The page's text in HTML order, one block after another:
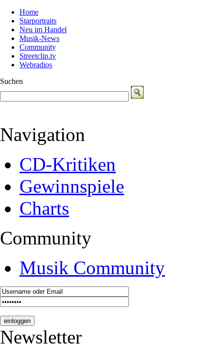
Home
Starportraits
Neu im Handel
Musik-News
Community
Streetclip.tv
Webradios
Suchen
Navigation
CD-Kritiken
Gewinnspiele
Charts
Community
Musik Community
Newsletter